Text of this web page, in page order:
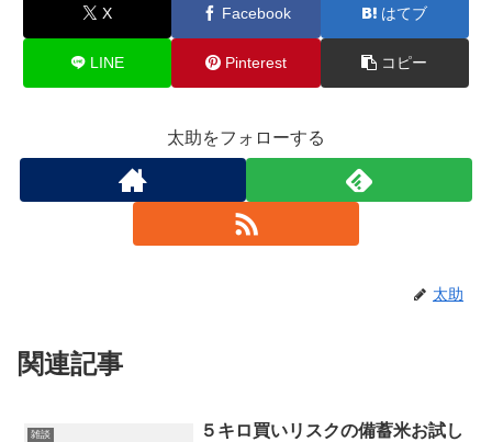
X Facebook はてブ
LINE Pinterest コピー
太助をフォローする
太助
関連記事
雑談
５キロ買いリスクの備蓄米お試し